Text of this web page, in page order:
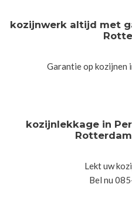
kozijnwerk altijd met
Garantie op kozijnen
kozijnlekkage in
Lekt uw
Bel nu